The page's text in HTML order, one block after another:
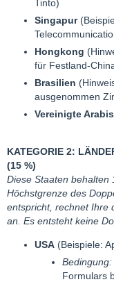
Tinto)
Singapur
Hongkong
für Festland-
Brasilien
ausgenommen
Vereinigte
KATEGORIE 2:
(15 %)
Diese Staaten behalten
Höchstgrenze des
entspricht, rechnet Ihre
an. Es entsteht keine
USA (Beispiele:
Bedingung:
Formulars